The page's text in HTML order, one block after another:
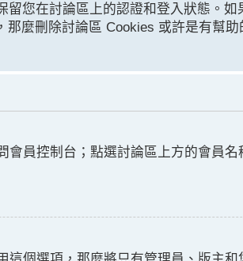
您在討論區上的認證和登入狀態。如
麼刪除討論區 Cookies 或許是有幫助
員控制台；點選討論區上方的會員